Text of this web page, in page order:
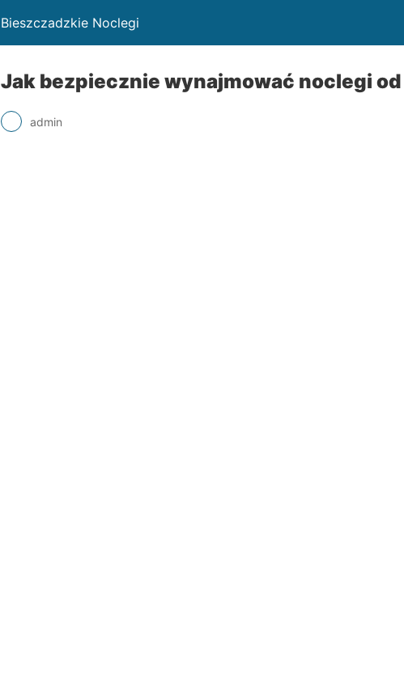
Bieszczadzkie Noclegi
Jak bezpiecznie wynajmować noclegi
admin